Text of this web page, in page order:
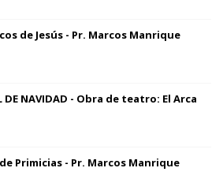
de Jesús - Pr. Marcos Manrique
DE NAVIDAD - Obra de teatro: El Arca
Primicias - Pr. Marcos Manrique